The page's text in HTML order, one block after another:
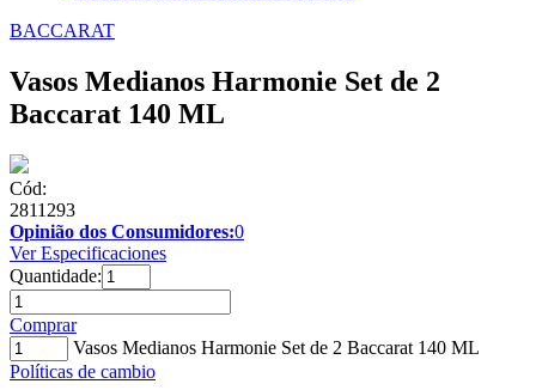
BACCARAT
Vasos Medianos Harmonie Set de 2
Baccarat 140 ML
Cód:
2811293
Opinião dos Consumidores:0
Ver Especificaciones
Quantidade:
Comprar
Vasos Medianos Harmonie Set de 2 Baccarat 140 ML
Políticas de cambio